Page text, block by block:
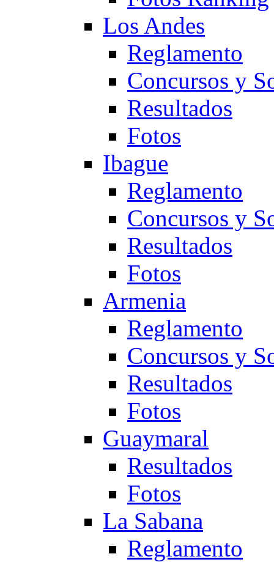
Los Andes
Reglamento
Concursos y
Resultados
Fotos
Ibague
Reglamento
Concursos y
Resultados
Fotos
Armenia
Reglamento
Concursos y
Resultados
Fotos
Guaymaral
Resultados
Fotos
La Sabana
Reglamento